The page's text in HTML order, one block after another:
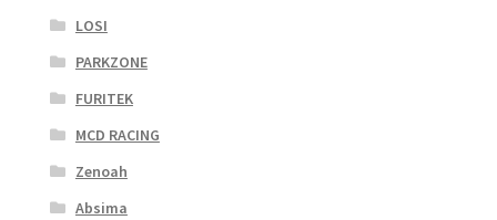
LOSI
PARKZONE
FURITEK
MCD RACING
Zenoah
Absima